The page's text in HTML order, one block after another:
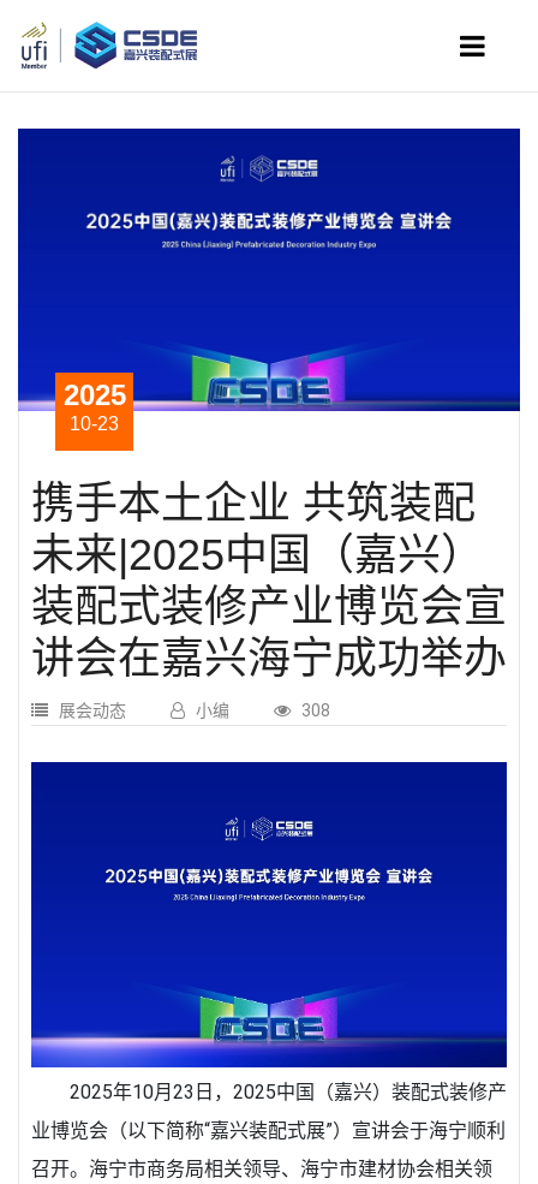
2025
10-23
携手本土企业 共筑装配
未来|2025中国（嘉兴）
装配式装修产业博览会宣
讲会在嘉兴海宁成功举办
展会动态 小编 308
2025年10月23日，2025中国（嘉兴）装配式装修产
业博览会（以下简称“嘉兴装配式展”）宣讲会于海宁顺利
召开。海宁市商务局相关领导、海宁市建材协会相关领